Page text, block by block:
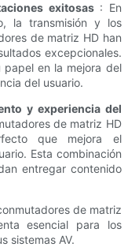
exitosas : En
la transmisión y los
de matriz HD han
excepcionales.
en la mejora del
del usuario.
y experiencia del
de matriz HD
que mejora el
Esta combinación
entregar contenido
de matriz
esencial para los
sistemas AV.